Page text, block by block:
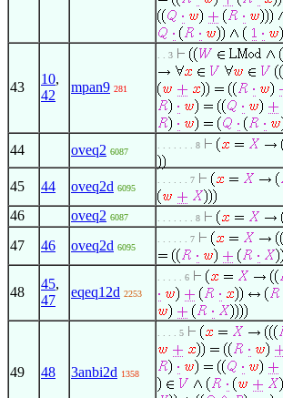
43
10,
42
mpan9 281
. . 3
44 oveq2 6087
. . . . . . . 8
45 44 oveq2d 6095
. . . . . . 7
46 oveq2 6087 . . . . . . . 8
47 46 oveq2d 6095
. . . . . . 7
48
45,
47
eqeq12d 2253
. . . . . 6
49 48 3anbi2d 1358
. . . . 5